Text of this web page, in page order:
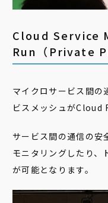
Cloud Service
Run（Private
マイクロサービス間の
ビスメッシュがCloud
サービス間の通信の安
モニタリングしたり、
が可能となります。